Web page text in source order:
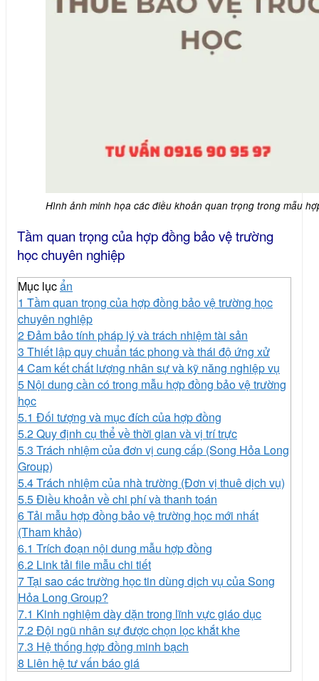
Hình ảnh minh họa các điều khoản quan trọng trong mẫu
Tầm quan trọng của hợp đồng bảo vệ trường
học chuyên nghiệp
Mục lụcẩn
1 Tầm quan trọng của hợp đồng bảo vệ trường học
chuyên nghiệp
2Đảm bảo tính pháp lý và trách nhiệm tài sản
3 Thiết lập quy chuẩn tác phong và thái độ ứng xử
4Cam kết chất lượng nhân sự và kỹ năng nghiệp vụ
5 Nội dung cần có trong mẫu hợp đồng bảo vệ trường
học
5.1 Đối tượng và mục đích của hợp đồng
5.2Quy định cụ thể về thời gian và vị trí trực
5.3 Trách nhiệm của đơn vị cung cấp (Song Hỏa Long
Group)
5.4Trách nhiệm của nhà trường (Đơn vị thuê dịch vụ)
5.5Điều khoản về chi phí và thanh toán
6Tải mẫu hợp đồng bảo vệ trường học mới nhất
(Tham khảo)
6.1 Trích đoạn nội dung mẫu hợp đồng
6.2 Link tải file mẫu chi tiết
7Tại sao các trường học tin dùng dịch vụ của Song
Hỏa Long Group?
7.1 Kinh nghiệm dày dặn trong lĩnh vực giáo dục
7.2Đội ngũ nhân sự được chọn lọc khắt khe
7.3 Hệ thống hợp đồng minh bạch
8 Liên hệ tư vấn báo giá